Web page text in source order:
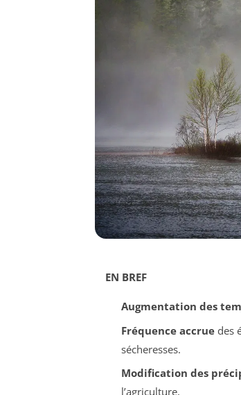
EN BREF
Augmentation des
Fréquence accruedes
sécheresses.
Modification des
l’agriculture.